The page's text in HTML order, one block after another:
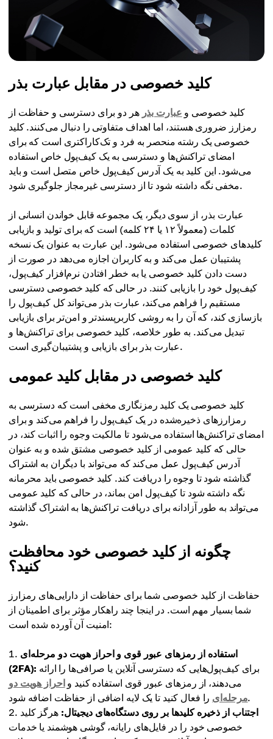
کلید خصوصی در مقابل عبارت بذر
کلید خصوصی و عبارت بذر هر دو برای دسترسی و حفاظت از
رمزارز ضروری هستند، اما اهداف متفاوتی را دنبال می‌کنند. کلید
خصوصی یک رشته منحصر به فرد و تک‌کاراکتری است که برای
امضای تراکنش‌ها و دسترسی به یک کیف‌پول خاص استفاده
می‌شود. این کلید به یک آدرس کیف‌پول خاص متصل است و باید
مخفی نگه داشته شود تا از دسترسی غیرمجاز جلوگیری شود.
عبارت بذر، از سوی دیگر، یک مجموعه قابل خواندن انسانی از
کلمات (معمولاً ۱۲ یا ۲۴ کلمه) است که برای تولید و بازیابی
کلیدهای خصوصی استفاده می‌شود. این عبارت به عنوان یک نسخه
پشتیبان عمل می‌کند و به کاربران اجازه می‌دهد در صورت از
دست دادن کلید خصوصی یا به خطر افتادن نرم‌افزار کیف‌پول،
کیف‌پول خود را بازیابی کنند. در حالی که کلید خصوصی دسترسی
مستقیم را فراهم می‌کند، عبارت بذر می‌تواند کل کیف‌پول را
بازسازی کند، که آن را به روشی کاربرپسندتر و امن‌تر برای بازیابی
تبدیل می‌کند. به طور خلاصه، کلید خصوصی برای تراکنش‌ها و
عبارت بذر برای بازیابی و پشتیبان‌گیری است.
کلید خصوصی در مقابل کلید عمومی
کلید خصوصی یک کلید رمزنگاری مخفی است که دسترسی به
رمزارزهای ذخیره‌شده در یک کیف‌پول را فراهم می‌کند و برای
امضای تراکنش‌ها استفاده می‌شود تا مالکیت وجوه را اثبات کند، در
حالی که کلید عمومی از کلید خصوصی مشتق شده و به عنوان
آدرس کیف‌پول عمل می‌کند که می‌تواند با دیگران به اشتراک
گذاشته شود تا وجوه را دریافت کند. کلید خصوصی باید محرمانه
نگه داشته شود تا کیف‌پول امن بماند، در حالی که کلید عمومی
می‌تواند به طور آزادانه برای دریافت تراکنش‌ها به اشتراک گذاشته
شود.
چگونه از کلید خصوصی خود محافظت
کنید؟
حفاظت از کلید خصوصی شما برای حفاظت از دارایی‌های رمزارز
شما بسیار مهم است. در اینجا چند راهکار مؤثر برای اطمینان از
امنیت آن آورده شده است:
استفاده از رمزهای عبور قوی و احراز هویت دو مرحله‌ای
(2FA):
می‌دهند، از رمزهای عبور قوی استفاده کنید و احراز هویت دو
مرحله‌ایرا فعال کنید تا یک لایه اضافی از حفاظت اضافه شود.
اجتناب از ذخیره کلیدها بر روی دستگاه‌های دیجیتال: هرگز کلید
خصوصی خود را در فایل‌های رایانه، گوشی هوشمند یا خدمات